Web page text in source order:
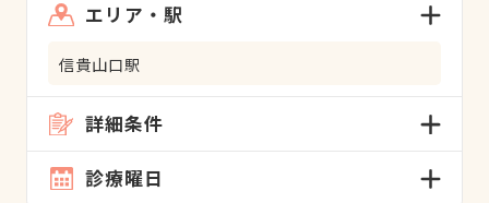
エリア・駅
信貴山口駅
詳細条件
診療曜日